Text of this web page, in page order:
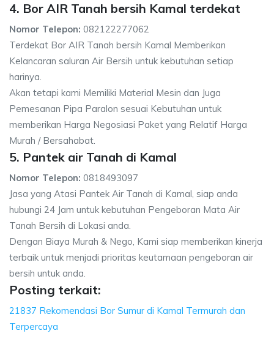
4. Bor AIR Tanah bersih Kamal terdekat
Nomor Telepon: 082122277062
Terdekat Bor AIR Tanah bersih Kamal Memberikan
Kelancaran saluran Air Bersih untuk kebutuhan setiap
harinya.
Akan tetapi kami Memiliki Material Mesin dan Juga
Pemesanan Pipa Paralon sesuai Kebutuhan untuk
memberikan Harga Negosiasi Paket yang Relatif Harga
Murah / Bersahabat.
5. Pantek air Tanah di Kamal
Nomor Telepon: 0818493097
Jasa yang Atasi Pantek Air Tanah di Kamal, siap anda
hubungi 24 Jam untuk kebutuhan Pengeboran Mata Air
Tanah Bersih di Lokasi anda.
Dengan Biaya Murah & Nego, Kami siap memberikan kinerja
terbaik untuk menjadi prioritas keutamaan pengeboran air
bersih untuk anda.
Posting terkait:
21837 Rekomendasi Bor Sumur di Kamal Termurah dan
Terpercaya